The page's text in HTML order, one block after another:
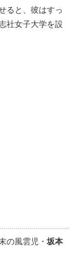
ると、彼はすっ
社女子大学を設
の風雲児・ 坂本